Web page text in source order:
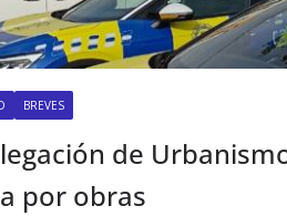
BREVES
de
por obras